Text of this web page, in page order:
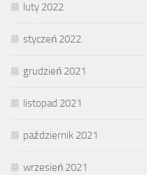
luty 2022
styczeń 2022
grudzień 2021
listopad 2021
październik 2021
wrzesień 2021